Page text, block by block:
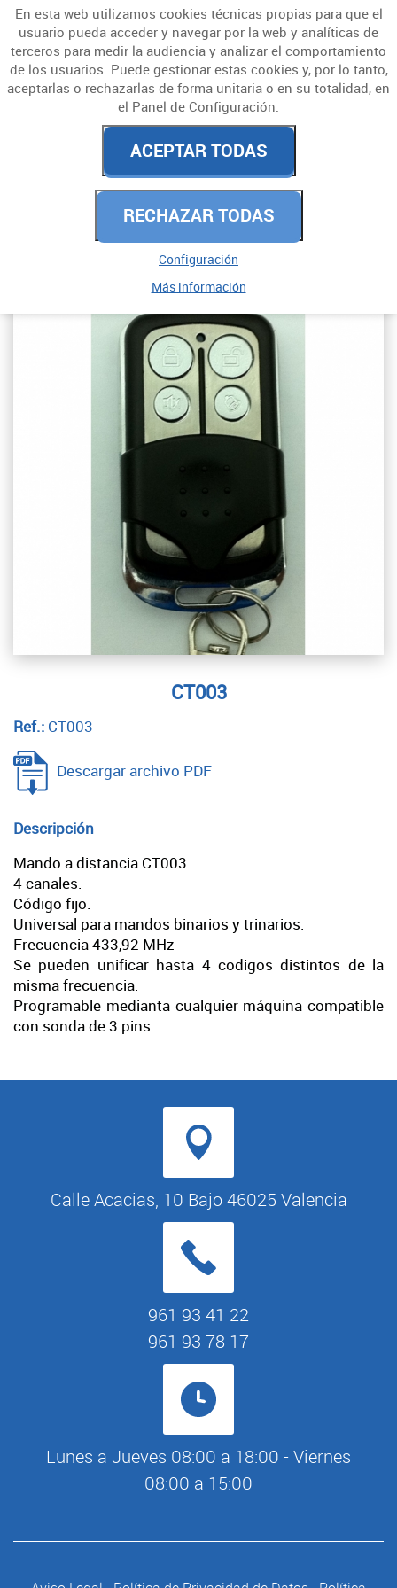
MANDOS A DISTANCIA
COMPATIBLES
PROGRAMABLES
CT003
Ref.: CT003
Descargar archivo PDF
Descripción
Mando a distancia CT003.
4 canales.
Código fijo.
Universal para mandos binarios y trinarios.
Frecuencia 433,92 MHz
Se pueden unificar hasta 4 codigos distintos de la
misma frecuencia.
Programable medianta cualquier máquina compatible
con sonda de 3 pins.
Calle Acacias, 10 Bajo 46025 Valencia
961 93 41 22
961 93 78 17
Lunes a Jueves 08:00 a 18:00 - Viernes
08:00 a 15:00
En esta web utilizamos cookies técnicas propias para que el
usuario pueda acceder y navegar por la web y analíticas de
terceros para medir la audiencia y analizar el comportamiento
de los usuarios. Puede gestionar estas cookies y, por lo tanto,
aceptarlas o rechazarlas de forma unitaria o en su totalidad, en
el Panel de Configuración.
ACEPTAR TODAS
RECHAZAR TODAS
Configuración
Más información